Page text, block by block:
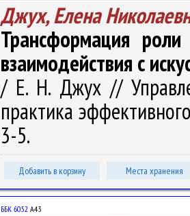
Джух, Елена
Трансформация роли
взаимодействия с
/ Е. Н. Джух //
практика
3-5.
Добавить в корзину Места хранения
ББК 60.52 А43